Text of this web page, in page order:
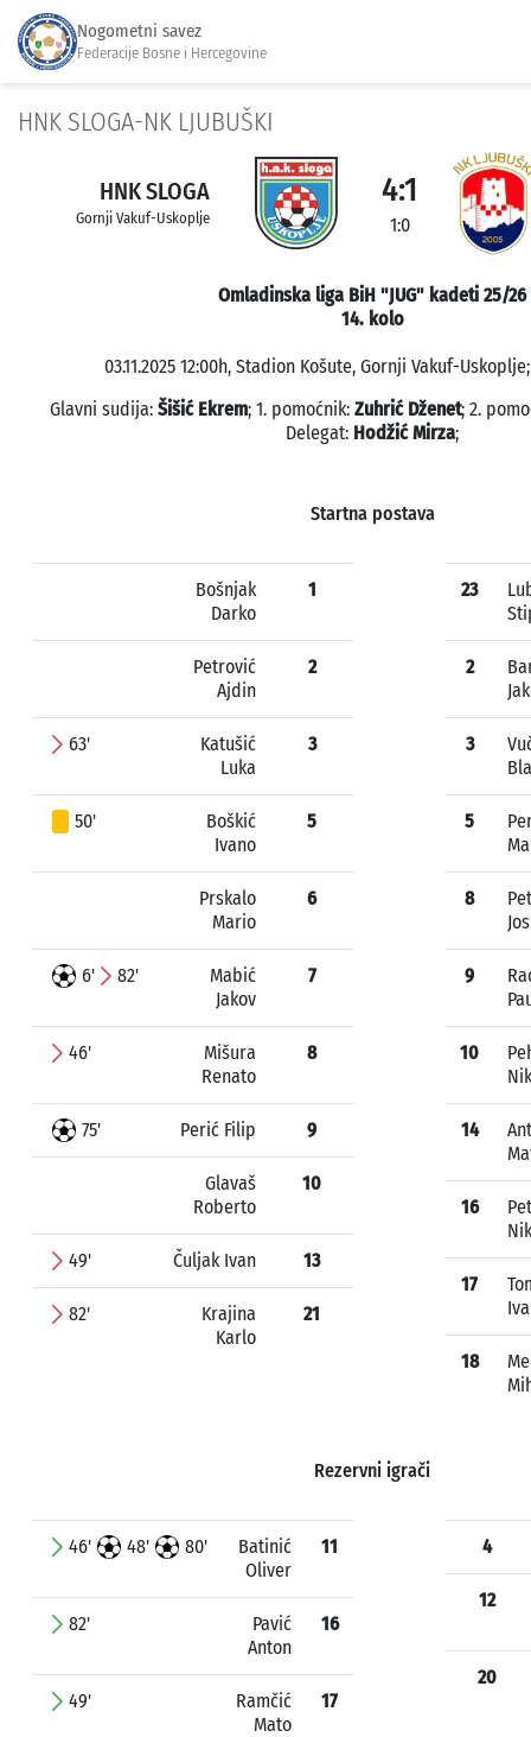
Nogometni savez
Federacije Bosne i Hercegovine
HNK SLOGA-NK LJUBUŠKI
HNK SLOGA
Gornji Vakuf-Uskoplje
4:1
1:0
Omladinska liga BiH "JUG" kadeti 25/26
14. kolo
03.11.2025 12:00h, Stadion Košute, Gornji Vakuf-
Glavni sudija: Šišić Ekrem; 1. pomoćnik: Zuhrić Dženet; 2.
Delegat: Hodžić Mirza;
Startna postava
Bošnjak
Darko
1
Petrović
Ajdin
2
63'
Katušić
Luka
3
50'
Boškić
Ivano
5
Prskalo
Mario
6
6' 82'
Mabić
Jakov
7
46'
Mišura
Renato
8
75' Perić Filip 9
Glavaš
Roberto
10
49' Čuljak Ivan 13
82'
Krajina
Karlo
21
23
2
3
5
8
9
10
14
16
17
18
Rezervni igrači
46' 48' 80'
Batinić
Oliver
11
82'
Pavić
Anton
16
49'
Ramčić
Mato
17
4
12
20